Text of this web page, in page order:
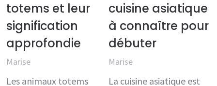
totems et leur
signification
approfondie
Marise
Les animaux totems
cuisine asiatique
à connaître pour
débuter
Marise
La cuisine asiatique est